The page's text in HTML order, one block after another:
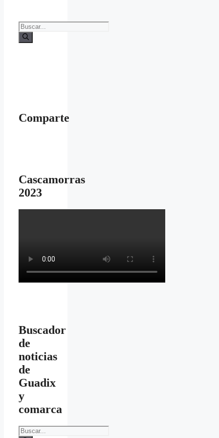
Buscar:
Comparte
Cascamorras
2023
Buscador
de
noticias
de
Guadix
y
comarca
Buscar: